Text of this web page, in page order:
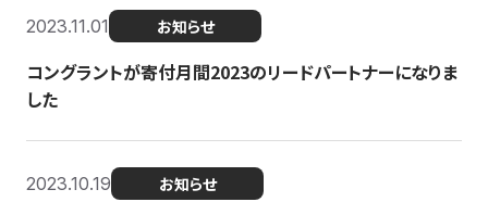
2023.11.01 お知らせ
コングラントが寄付月間2023のリードパートナーになりま
した
2023.10.19 お知らせ